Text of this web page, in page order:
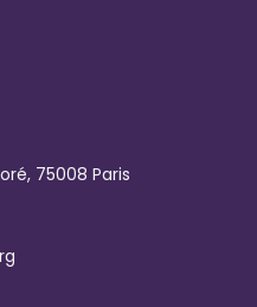
75008 Paris